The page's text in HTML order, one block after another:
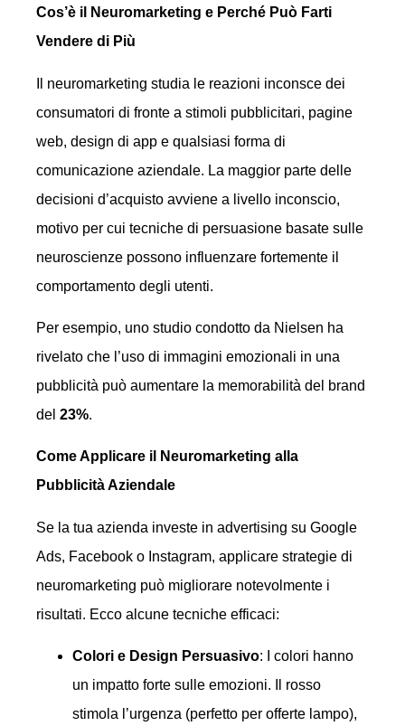
Cos’è il Neuromarketing e Perché Può Farti
Vendere di Più
Il neuromarketing studia le reazioni inconsce dei
consumatori di fronte a stimoli pubblicitari, pagine
web, design di app e qualsiasi forma di
comunicazione aziendale. La maggior parte delle
decisioni d’acquisto avviene a livello inconscio,
motivo per cui tecniche di persuasione basate sulle
neuroscienze possono influenzare fortemente il
comportamento degli utenti.
Per esempio, uno studio condotto da Nielsen ha
rivelato che l’uso di immagini emozionali in una
pubblicità può aumentare la memorabilità del brand
del 23%.
Come Applicare il Neuromarketing alla
Pubblicità Aziendale
Se la tua azienda investe in advertising su Google
Ads, Facebook o Instagram, applicare strategie di
neuromarketing può migliorare notevolmente i
risultati. Ecco alcune tecniche efficaci:
Colori e Design Persuasivo: I colori hanno
un impatto forte sulle emozioni. Il rosso
stimola l’urgenza (perfetto per offerte lampo),